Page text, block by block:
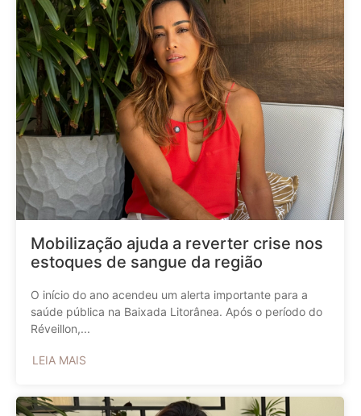
Mobilização ajuda a reverter crise nos
estoques de sangue da região
O início do ano acendeu um alerta importante para a
saúde pública na Baixada Litorânea. Após o período do
Réveillon,...
LEIA MAIS